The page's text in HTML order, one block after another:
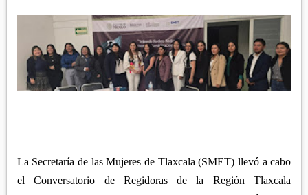
ECONOMÍA
ARTE Y CULTURA
TURISMO
JUDICIAL
MUNICIPIOS
CAPITAL
CUAPIAXTLA
REGIÓN CENTRO-NORTE
La Secretaría de las Mujeres de Tlaxcala (SMET) llevó a cabo
el Conversatorio de Regidoras de la Región Tlaxcala